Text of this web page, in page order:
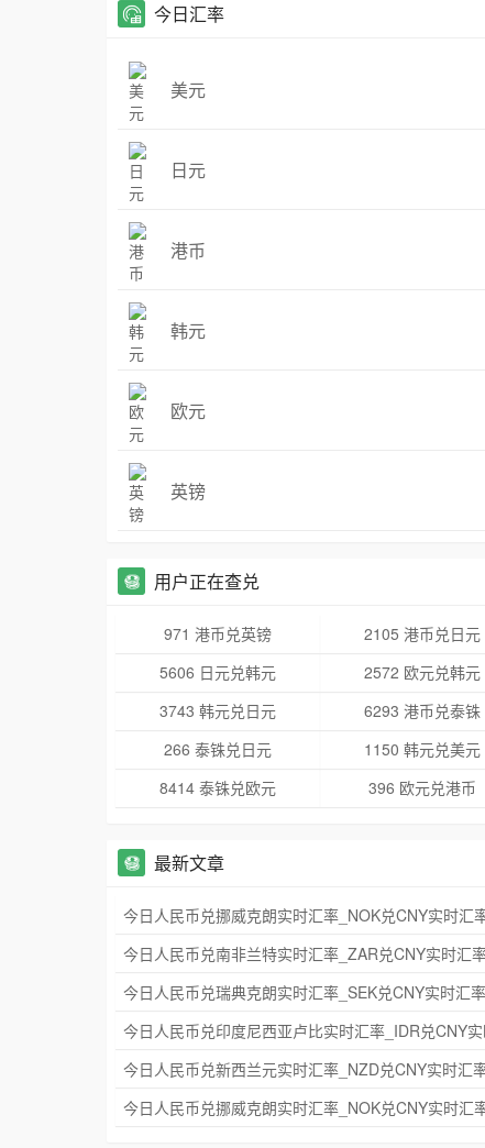
今日汇率
美元
日元
港币
韩元
欧元
英镑
用户正在查兑
971 港币兑英镑 2105 港币兑日元
5606 日元兑韩元
2572 欧元兑韩元
3743 韩元兑日元
6293 港币兑泰铢
266 泰铢兑日元
1150 韩元兑美元
8414 泰铢兑欧元
396 欧元兑港币
最新文章